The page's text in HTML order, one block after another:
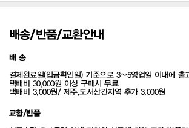
배송/반품/교환안내
배 송
결제완료일(입금확인일) 기준으로 3~5영업일 이내에 출
택배비 30,000원 이상 구매시 무료
택배비 3,000원/ 제주,도서산간지역 추가 3,000원
교환/반품